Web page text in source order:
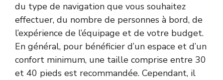
du type de navigation que vous souhaitez
effectuer, du nombre de personnes à bord, de
l’expérience de l’équipage et de votre budget.
En général, pour bénéficier d’un espace et d’un
confort minimum, une taille comprise entre 30
et 40 pieds est recommandée. Cependant, il